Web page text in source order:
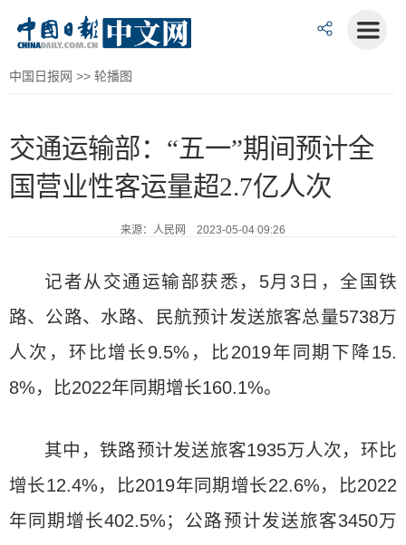
中国日报网 >> 轮播图
交通运输部：“五一”期间预计全
国营业性客运量超2.7亿人次
来源：人民网 2023-05-04 09:26
记者从交通运输部获悉，5月3日，全国铁
路、公路、水路、民航预计发送旅客总量5738万
人次，环比增长9.5%，比2019年同期下降15.
8%，比2022年同期增长160.1%。
其中，铁路预计发送旅客1935万人次，环比
增长12.4%，比2019年同期增长22.6%，比2022
年同期增长402.5%；公路预计发送旅客3450万